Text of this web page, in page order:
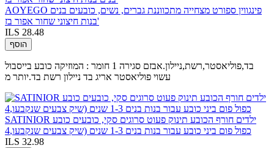
AOYEGO פינגווין ספורט מצחייה מתכווננת גברים, נשים, כובעים בנים
בנות חיצוני שחור אפור בז'
ILS 28.48
הוסף
בד,פוליאסטר,רשת,ניילון.אבזם סגירה 1 חומר : המוזיקה כובע בייסבול
עשוי פוליאסטר אריג בד ניילון רשת בד.יותר מ
SATINIOR ילדים חורף הכובע תינוק פעוט סרוגים סקי, כובעים כובע
כפול פום ביני כובע עבור בנות בנים 1-3 שנים (שיק צבעים שנקבעו,4
ILS 32.98